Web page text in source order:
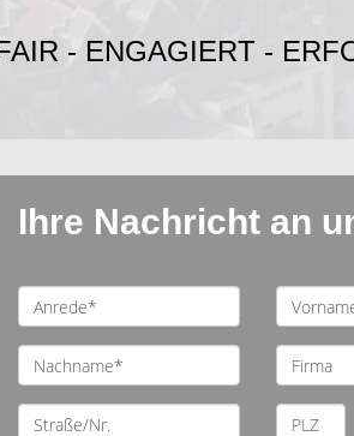
- ENGAGIERT -
Ihre Nachricht an